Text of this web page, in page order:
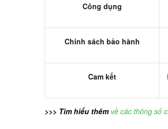
Công dụng
Chính sách bảo hành
Cam kết
>>> Tìm hiểu thêm về các thông số